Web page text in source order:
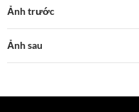
Ảnh trước
Ảnh sau